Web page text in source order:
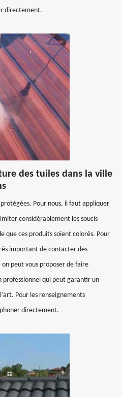
directement.
des tuiles dans la ville
Pour nous, il faut appliquer
considérablement les soucis
que ces produits soient colorés. Pour
important de contacter des
peut vous proposer de faire
professionnel qui peut garantir un
Pour les renseignements
directement.